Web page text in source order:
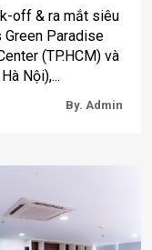
off & ra mắt siêu
Green Paradise
(TP.HCM) và
Nội),...
By. Admin